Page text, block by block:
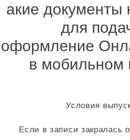
акие документы
для
оформление
в мобильном
Если в записи закралась